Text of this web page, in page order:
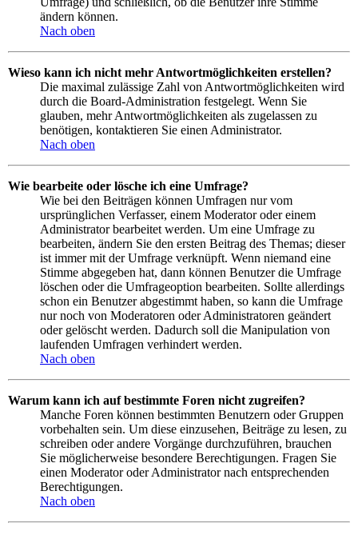
ändern können.
Nach oben
Wieso kann ich nicht mehr Antwortmöglichkeiten erstellen?
Die maximal zulässige Zahl von Antwortmöglichkeiten wird
durch die Board-Administration festgelegt. Wenn Sie
glauben, mehr Antwortmöglichkeiten als zugelassen zu
benötigen, kontaktieren Sie einen Administrator.
Nach oben
Wie bearbeite oder lösche ich eine Umfrage?
Wie bei den Beiträgen können Umfragen nur vom
ursprünglichen Verfasser, einem Moderator oder einem
Administrator bearbeitet werden. Um eine Umfrage zu
bearbeiten, ändern Sie den ersten Beitrag des Themas; dieser
ist immer mit der Umfrage verknüpft. Wenn niemand eine
Stimme abgegeben hat, dann können Benutzer die Umfrage
löschen oder die Umfrageoption bearbeiten. Sollte allerdings
schon ein Benutzer abgestimmt haben, so kann die Umfrage
nur noch von Moderatoren oder Administratoren geändert
oder gelöscht werden. Dadurch soll die Manipulation von
laufenden Umfragen verhindert werden.
Nach oben
Warum kann ich auf bestimmte Foren nicht zugreifen?
Manche Foren können bestimmten Benutzern oder Gruppen
vorbehalten sein. Um diese einzusehen, Beiträge zu lesen, zu
schreiben oder andere Vorgänge durchzuführen, brauchen
Sie möglicherweise besondere Berechtigungen. Fragen Sie
einen Moderator oder Administrator nach entsprechenden
Berechtigungen.
Nach oben